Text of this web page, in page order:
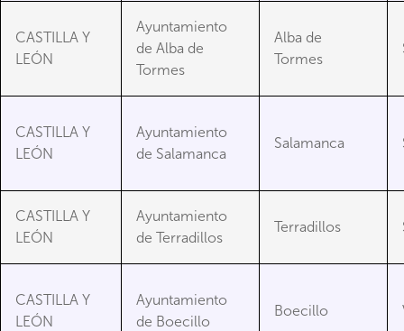
CASTILLA Y
LEÓN
Ayuntamiento
de Alba de
Tormes
Alba de
Tormes
CASTILLA Y
LEÓN
Ayuntamiento
de Salamanca
Salamanca
CASTILLA Y
LEÓN
Ayuntamiento
de Terradillos
Terradillos
CASTILLA Y
LEÓN
Ayuntamiento
de Boecillo
Boecillo